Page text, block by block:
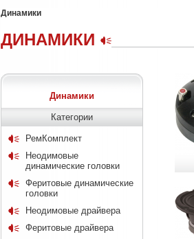
Динамики
ДИНАМИКИ
Динамики
Категории
РемКомплект
Неодимовые
динамические головки
Феритовые динамические
головки
Неодимовые драйвера
Феритовые драйвера